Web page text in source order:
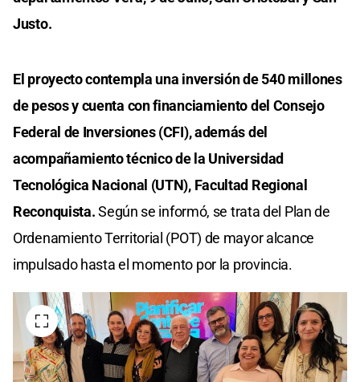
Justo.
El proyecto contempla una inversión de 540 millones
de pesos y cuenta con financiamiento del Consejo
Federal de Inversiones (CFI), además del
acompañamiento técnico de la Universidad
Tecnológica Nacional (UTN), Facultad Regional
Reconquista.Según se informó, se trata del Plan de
Ordenamiento Territorial (POT) de mayor alcance
impulsado hasta el momento por la provincia.